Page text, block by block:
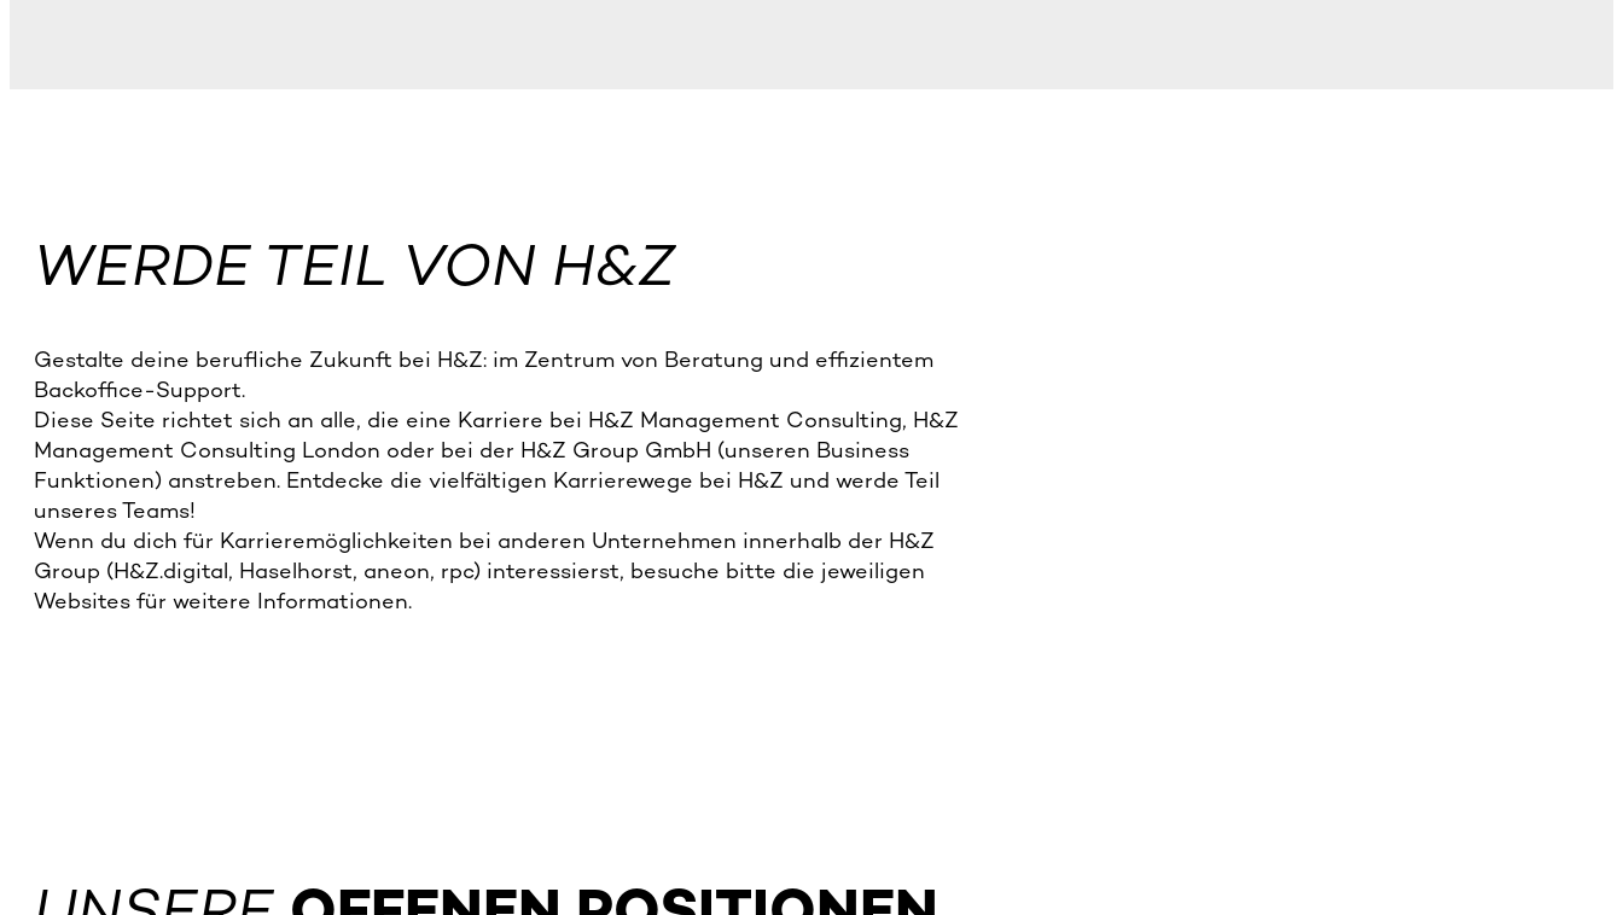
WERDE TEIL VON H&Z
Gestalte deine berufliche Zukunft bei H&Z: im Zentrum von Beratung und effizientem
Backoffice-Support.
Diese Seite richtet sich an alle, die eine Karriere bei H&Z Management Consulting, H&Z
Management Consulting London oder bei der H&Z Group GmbH (unseren Business
Funktionen) anstreben. Entdecke die vielfältigen Karrierewege bei H&Z und werde Teil
unseres Teams!
Wenn du dich für Karrieremöglichkeiten bei anderen Unternehmen innerhalb der H&Z
Group (H&Z.digital, Haselhorst, aneon, rpc) interessierst, besuche bitte die jeweiligen
Websites für weitere Informationen.